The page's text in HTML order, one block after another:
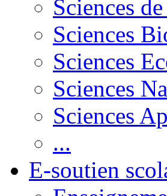
Sciences
Sciences
Sciences
Sciences
Sciences
...
E-soutien